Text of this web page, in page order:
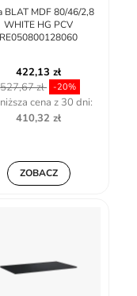
BLAT MDF 80/46/2,8
WHITE HG PCV
RE050800128060
422,13 zł
527,67 zł -20%
cena z 30 dni:
410,32 zł
ZOBACZ